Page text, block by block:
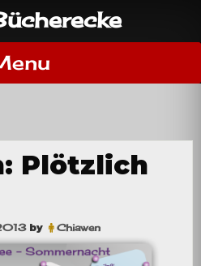
Plötzlich
by Chiawen